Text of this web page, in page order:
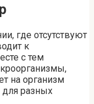
где отсутствуют
к
с тем
на организм
для разных